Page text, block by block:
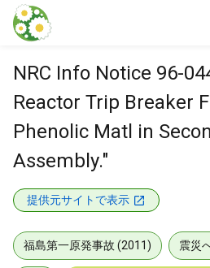
本文に飛ぶ
NRC Info Notice 96-
Reactor Trip Breaker
Phenolic Matl in
Assembly."
提供元サイトで表示
福島第一原発事故 (2011) 震災